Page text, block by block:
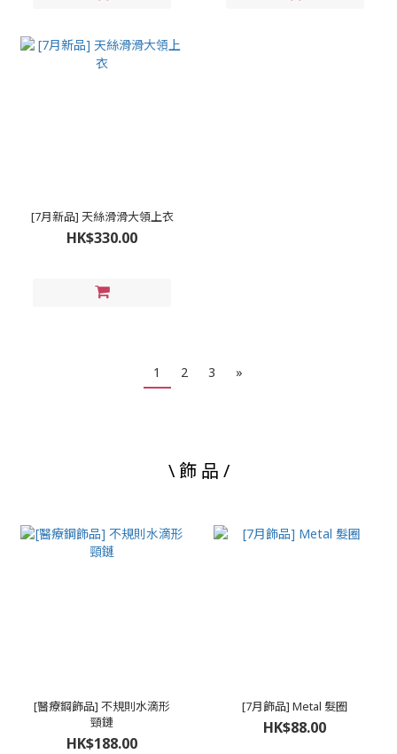
[7月新品] 天絲滑滑大領上衣
HK$330.00
1 2 3 »
\ 飾 品 /
[醫療鋼飾品] 不規則水滴形
頸鏈
HK$188.00
[7月飾品] Metal 髮圈
HK$88.00